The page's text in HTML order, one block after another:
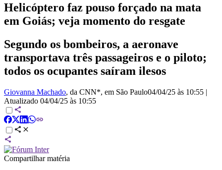
Helicóptero faz pouso forçado na mata
em Goiás; veja momento do resgate
Segundo os bombeiros, a aeronave
transportava três passageiros e o piloto;
todos os ocupantes saíram ilesos
Giovanna Machado, da CNN*, em São Paulo04/04/25 às 10:55 |
Atualizado 04/04/25 às 10:55
Compartilhar matéria